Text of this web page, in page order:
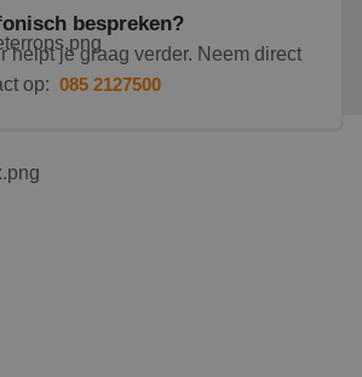
bespreken?
helpt je graag verder. Neem direct
op: 085 2127500